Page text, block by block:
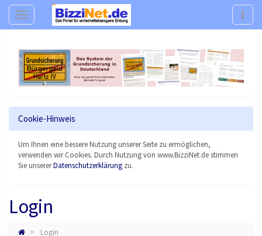
Navigation
Cookie-Hinweis
Um Ihnen eine bessere Nutzung unserer Seite zu ermöglichen,
verwenden wir Cookies. Durch Nutzung von www.BizziNet.de stimmen
Sie unsererDatenschutzerklärung zu.
Login
Login